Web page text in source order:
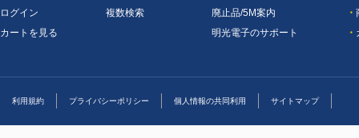
ログイン
カートを見る
複数検索
廃止品/5M案内
明光電子のサポート
・
・
利用規約 プライバシーポリシー 個人情報の共同利用 サイトマップ